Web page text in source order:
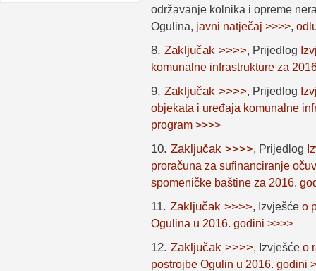
održavanje kolnika i opreme
Ogulina, javni natječaj >>>>,
8. Zaključak >>>>, Prijedlog
komunalne infrastrukture za
9. Zaključak >>>>, Prijedlog
objekata i uređaja komunalne
program >>>>
10. Zaključak >>>>, Prijedlog
proračuna za sufinanciranje
spomeničke baštine za 2016.
11. Zaključak >>>>, Izvješće o
Ogulina u 2016. godini >>>>
12. Zaključak >>>>, Izvješće o
postrojbe Ogulin u 2016. godini